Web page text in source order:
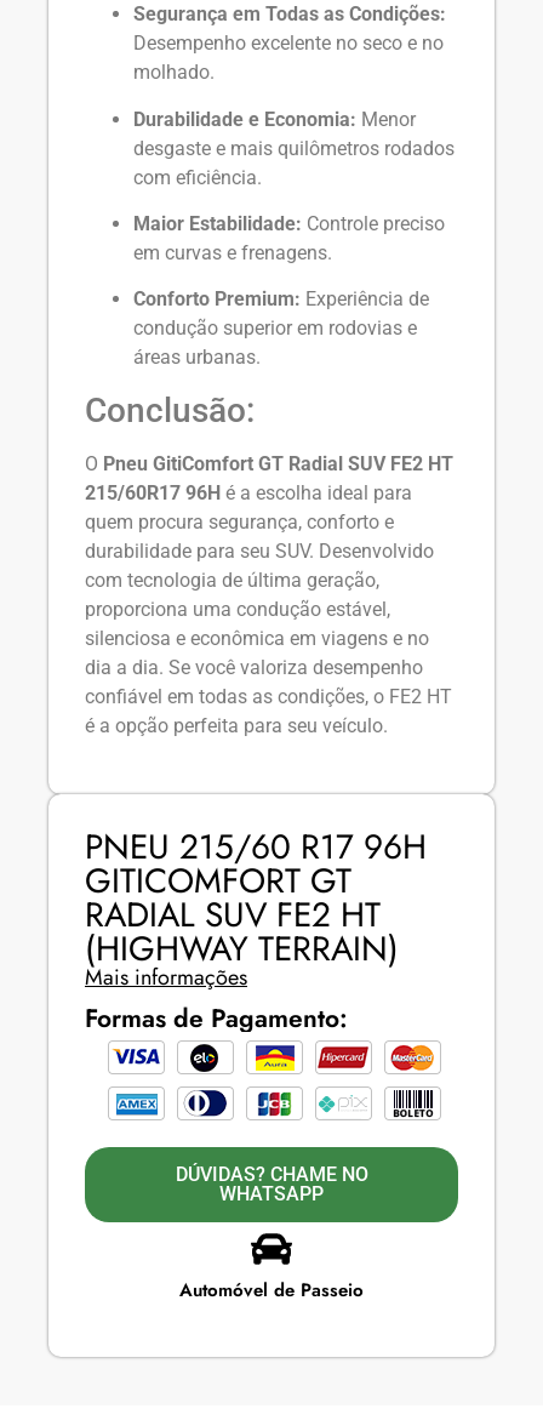
Segurança em Todas as Condições:
Desempenho excelente no seco e no
molhado.
Durabilidade e Economia: Menor
desgaste e mais quilômetros rodados
com eficiência.
Maior Estabilidade: Controle preciso
em curvas e frenagens.
Conforto Premium: Experiência de
condução superior em rodovias e
áreas urbanas.
Conclusão:
O Pneu GitiComfort GT Radial SUV FE2 HT
215/60R17 96H é a escolha ideal para
quem procura segurança, conforto e
durabilidade para seu SUV. Desenvolvido
com tecnologia de última geração,
proporciona uma condução estável,
silenciosa e econômica em viagens e no
dia a dia. Se você valoriza desempenho
confiável em todas as condições, o FE2 HT
é a opção perfeita para seu veículo.
PNEU 215/60 R17 96H
GITICOMFORT GT
RADIAL SUV FE2 HT
(HIGHWAY TERRAIN)
Mais informações
Formas de Pagamento:
DÚVIDAS? CHAME NO
WHATSAPP
Automóvel de Passeio